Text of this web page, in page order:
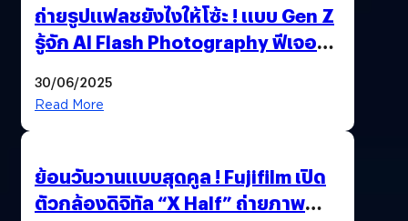
ถ่ายรูปแฟลชยังไงให้โซ้ะ ! แบบ Gen Z
รู้จัก AI Flash Photography ฟีเจอร์
30/06/2025
Read More
ย้อนวันวานแบบสุดคูล ! Fujifilm เปิด
ตัวกล้องดิจิทัล “X Half” ถ่ายภาพ